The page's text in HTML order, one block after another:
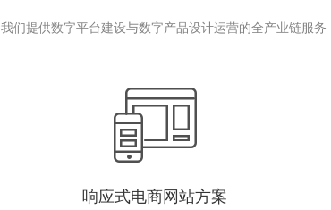
我们提供数字平台建设与数字产品设计运营的全产业链服务
响应式电商网站方案